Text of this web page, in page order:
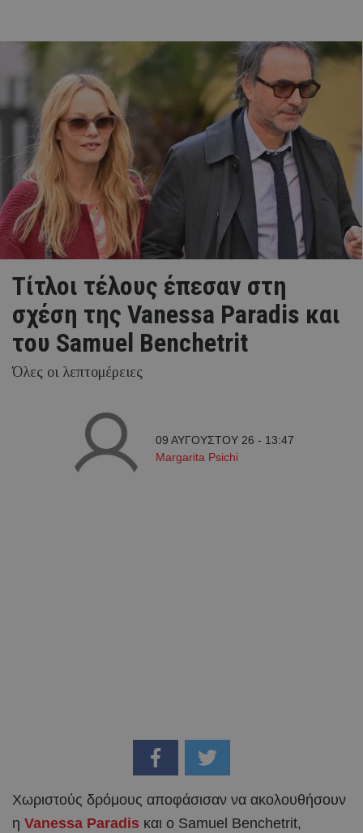
Τίτλοι τέλους έπεσαν στη
σχέση της Vanessa Paradis και
του Samuel Benchetrit
Όλες οι λεπτομέρειες
09 ΑΥΓΟΥΣΤΟΥ 26 - 13:47
Margarita Psichi
Χωριστούς δρόμους αποφάσισαν να ακολουθήσουν
η Vanessa Paradis και ο Samuel Benchetrit,